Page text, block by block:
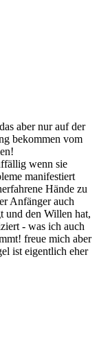
aber nur auf der
bekommen vom
wenn sie
manifestiert
Hände zu
Anfänger auch
und den Willen hat,
- was ich auch
freue mich aber
ist eigentlich eher